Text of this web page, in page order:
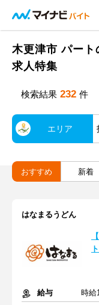
木更津市 パート
求人特集
検索結果 232 件
エリア
おすすめ 新着
はなまるうどん
給与
時給